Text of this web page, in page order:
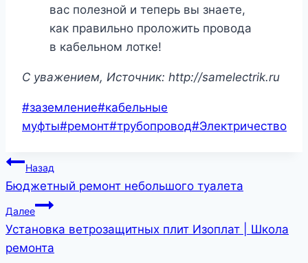
вас полезной и теперь вы знаете,
как правильно проложить провода
в кабельном лотке!
C уважением, Источник: http://samelectrik.ru
Метки
записи:
#заземление#кабельные
муфты#ремонт#трубопровод#Электричество
Навигация
по
записям
Назад
Бюджетный ремонт небольшого туалета
Далее
Установка ветрозащитных плит Изоплат | Школа
ремонта